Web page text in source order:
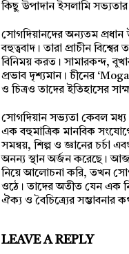
কিছু উপাদান ইসলামি
সোগদিয়ানদের অন্যতম প্রধান
বহুত্ববাদ। তারা প্রাচীন
বিনিময় করত। সামারকন্দ,
প্রভাব দৃশ্যমান। চীনের
ও চিত্রও তাদের ইতিহাসের
সোগদিয়ান সভ্যতা কেবল মধ্য
এক বহুমাত্রিক মানবিক
সমন্বয়, শিল্প ও জ্ঞানের চর্চা
অনন্য স্থান অর্জন করেছে।
নিয়ে আলোচনা করি, তখন
ওঠে। তাদের অতীত যেন এক
ঐক্য ও বৈচিত্র্যের সম্ভাবনার
LEAVE A REPLY